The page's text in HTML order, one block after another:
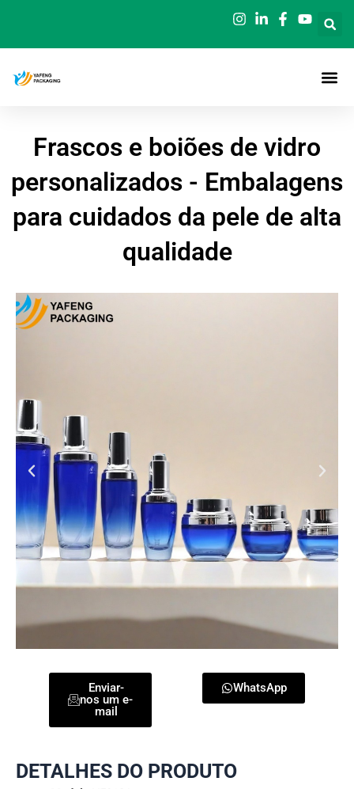
o
Frascos e boiões de vidro
personalizados - Embalagens
para cuidados da pele de alta
qualidade
Enviar-
nos um e-
mail
WhatsApp
DETALHES DO PRODUTO